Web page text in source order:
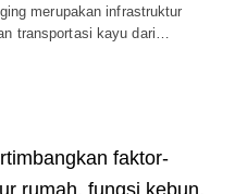
merupakan infrastruktur
transportasi kayu dari…
faktor-
rumah, fungsi kebun,